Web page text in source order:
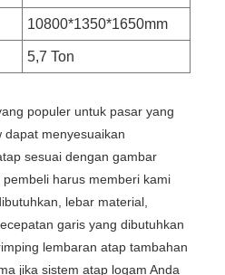
10800*1350*1650mm
5,7 Ton
populer untuk pasar yang
dapat menyesuaikan
sesuai dengan gambar
harus memberi kami
lebar material,
garis yang dibutuhkan
lembaran atap tambahan
jika sistem atap logam Anda